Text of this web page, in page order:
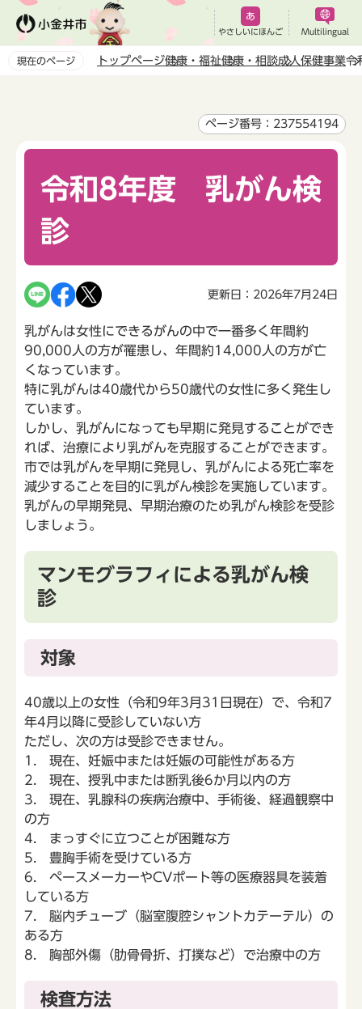
ペ
やさしいにほんご Multilingual
現在のページ トップページ健康・福祉健康・相談成人保健事業令
ページ番号：237554194
令和8年度 乳がん検
診
更新日：2026年7月24日
乳がんは女性にできるがんの中で一番多く年間約
90,000人の方が罹患し、年間約14,000人の方が亡
くなっています。
特に乳がんは40歳代から50歳代の女性に多く発生し
ています。
しかし、乳がんになっても早期に発見することができ
れば、治療により乳がんを克服することができます。
市では乳がんを早期に発見し、乳がんによる死亡率を
減少することを目的に乳がん検診を実施しています。
乳がんの早期発見、早期治療のため乳がん検診を受診
しましょう。
マンモグラフィによる乳がん検
診
対象
40歳以上の女性（令和9年3月31日現在）で、令和7
年4月以降に受診していない方
ただし、次の方は受診できません。
1. 現在、妊娠中または妊娠の可能性がある方
2. 現在、授乳中または断乳後6か月以内の方
3. 現在、乳腺科の疾病治療中、手術後、経過観察中
の方
4. まっすぐに立つことが困難な方
5. 豊胸手術を受けている方
6. ペースメーカーやCVポート等の医療器具を装着
している方
7. 脳内チューブ（脳室腹腔シャントカテーテル）の
ある方
8. 胸部外傷（肋骨骨折、打撲など）で治療中の方
検査方法